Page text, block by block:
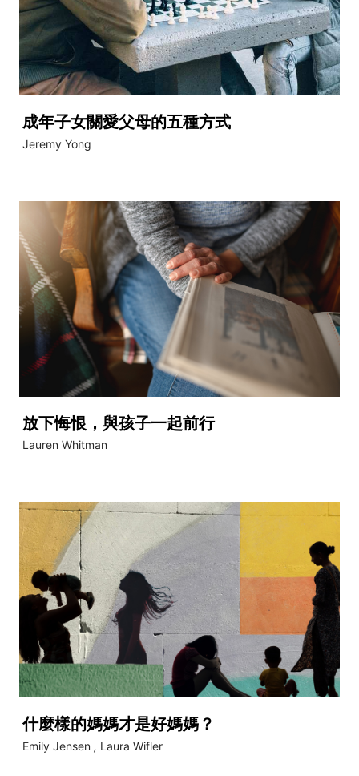
成年子女關愛父母的五種方式
Jeremy Yong
放下悔恨，與孩子一起前行
Lauren Whitman
什麼樣的媽媽才是好媽媽？
Emily Jensen , Laura Wifler